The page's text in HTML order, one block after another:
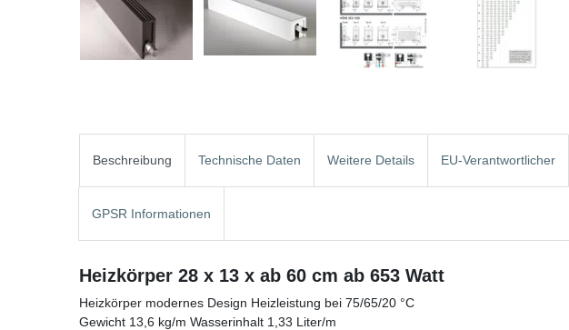
Beschreibung Technische Daten Weitere Details EU-Verantwortlicher
GPSR Informationen
Heizkörper 28 x 13 x ab 60 cm ab 653 Watt
Heizkörper modernes Design Heizleistung bei 75/65/20 °C
Gewicht 13,6 kg/m Wasserinhalt 1,33 Liter/m